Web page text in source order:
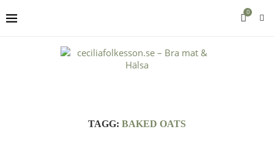
0
TAGG: BAKED OATS